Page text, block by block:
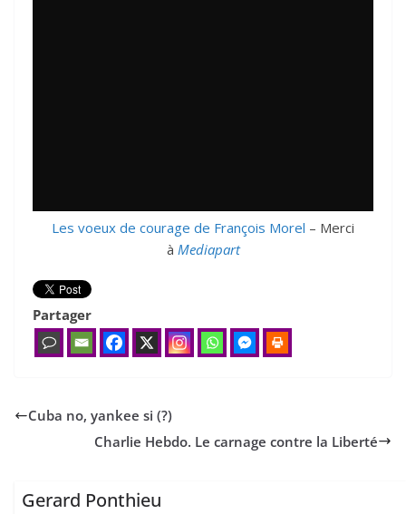
Les voeux de courage de François Morel – Merci
à Mediapart
Partager
Cuba no, yankee si (?)
Charlie Hebdo. Le carnage contre la Liberté
Gerard Ponthieu